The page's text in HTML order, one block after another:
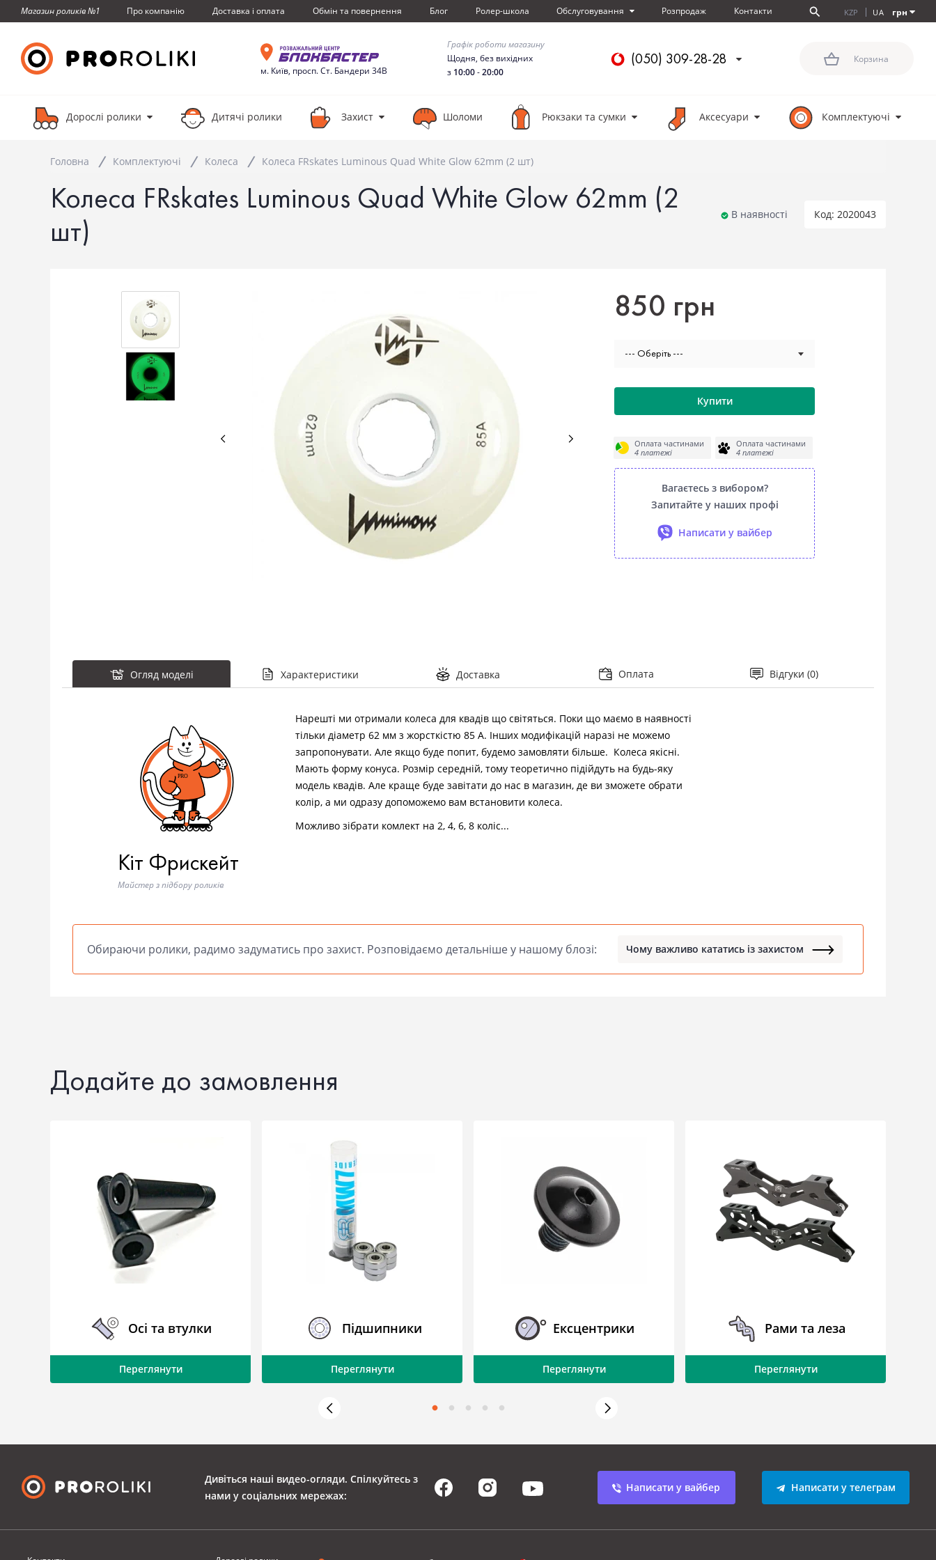
Магазин роликів №1 Про компанiю Доставка i оплата Обмiн та повернення Блог Ролер-школа Обслуговування Розпродаж Контакти KZP UA грн
м. Київ, просп. Ст. Бандери 34В
Графік роботи магазину
Щодня, без вихідних
з 10:00-20:00
(050) 309-28-28 Корзина
Дорослі ролики Дитячі ролики Захист Шоломи Рюкзаки та сумки Аксесуари Комплектуючi
Головна Комплектуючi Колеса Колеса FRskates Luminous Quad White Glow 62mm (2 шт)
Колеса FRskates Luminous Quad White Glow 62mm (2
шт)
В наявності Код: 2020043
850 грн
--- Оберіть ---
Купити
Оплата частинами
4 платежі
Оплата частинами
4 платежі
Вагаєтесь з вибором?
Запитайте у наших профі
Написати у вайбер
Огляд моделі Характеристики Доставка Оплата Відгуки (0)
Кіт Фрискейт
Майстер з підбору роликів
Нарешті ми отримали колеса для квадів що світяться. Поки що маємо в наявності
тільки діаметр 62 мм з жорсткістю 85 А. Інших модифікацій наразі не можемо
запропонувати. Але якщо буде попит, будемо замовляти більше. Колеса якісні.
Мають форму конуса. Розмір середній, тому теоретично підійдуть на будь-яку
модель квадів. Але краще буде завітати до нас в магазин, де ви зможете обрати
колір, а ми одразу допоможемо вам встановити колеса.
Можливо зібрати комлект на 2, 4, 6, 8 коліс...
Обираючи ролики, радимо задуматись про захист. Розповідаємо детальніше у нашому блозі: Чому важливо кататись із захистом
Додайте до замовлення
Осі та втулки
Переглянути
Пiдшипники
Переглянути
Ексцентрики
Переглянути
Рами та леза
Переглянути
Дивіться наші видео-огляди. Спілкуйтесь з
нами у соціальних мережах:
Написати у вайбер Написати у телеграм